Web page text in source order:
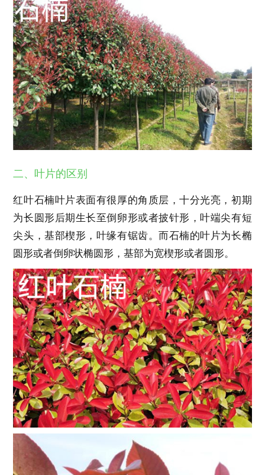
二、叶片的区别
红叶石楠叶片表面有很厚的角质层，十分光亮，初期
为长圆形后期生长至倒卵形或者披针形，叶端尖有短
尖头，基部楔形，叶缘有锯齿。而石楠的叶片为长椭
圆形或者倒卵状椭圆形，基部为宽楔形或者圆形。